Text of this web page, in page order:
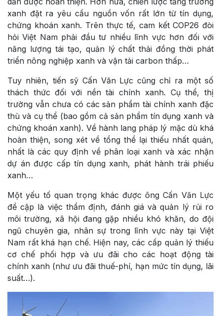
xanh đặt ra yêu cầu nguồn vốn rất lớn từ tín dụng,
chứng khoán xanh. Trên thực tế, cam kết COP26 đòi
hỏi Việt Nam phải đầu tư nhiều lĩnh vực hơn đối với
năng lượng tái tạo, quản lý chất thải đồng thời phát
triển nông nghiệp xanh và vận tải carbon thấp…
Tuy nhiên, tiến sỹ Cấn Văn Lực cũng chỉ ra một số
thách thức đối với nền tài chính xanh. Cụ thể, thị
trường vẫn chưa có các sản phẩm tài chính xanh đặc
thù và cụ thể (bao gồm cả sản phẩm tín dụng xanh và
chứng khoán xanh). Về hành lang pháp lý mặc dù khá
hoàn thiện, song xét về tổng thể lại thiếu nhất quán,
nhất là các quy định về phân loại xanh và xác nhận
dự án được cấp tín dụng xanh, phát hành trái phiếu
xanh…
Một yếu tố quan trọng khác được ông Cấn Văn Lực
đề cập là việc thẩm định, đánh giá và quản lý rủi ro
môi trường, xã hội đang gặp nhiều khó khăn, do đội
ngũ chuyên gia, nhân sự trong lĩnh vực này tại Việt
Nam rất khá hạn chế. Hiện nay, các cấp quản lý thiếu
cơ chế phối hợp và ưu đãi cho các hoạt động tài
chính xanh (như ưu đãi thuế-phí, hạn mức tín dụng, lãi
suất…).